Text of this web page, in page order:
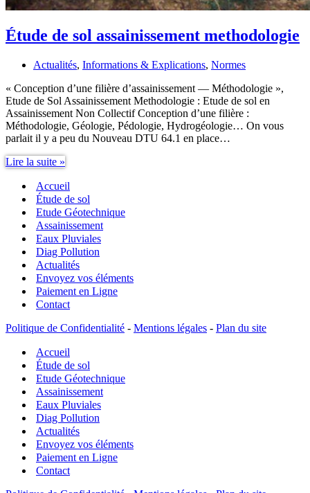
Étude de sol assainissement methodologie
Actualités, Informations & Explications, Normes
« Conception d’une filière d’assainissement — Méthodologie »,
Etude de Sol Assainissement Methodologie : Etude de sol en
Assainissement Non Collectif Conception d’une filière :
Méthodologie, Géologie, Pédologie, Hydrogéologie… On vous
parlait il y a peu du Nouveau DTU 64.1 en place…
Lire la suite »
sol
assainissement
methodologie
Accueil
Étude de sol
Etude Géotechnique
Assainissement
Eaux Pluviales
Diag Pollution
Actualités
Envoyez vos éléments
Paiement en Ligne
Contact
Politique de Confidentialité - Mentions légales - Plan du site
Accueil
Étude de sol
Etude Géotechnique
Assainissement
Eaux Pluviales
Diag Pollution
Actualités
Envoyez vos éléments
Paiement en Ligne
Contact